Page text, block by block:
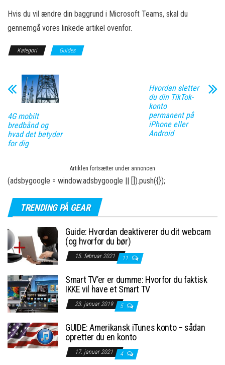
Hvis du vil ændre din baggrund i Microsoft Teams, skal du
gennemgå vores linkede artikel ovenfor.
Kategori Guides
4G mobilt
bredbånd og
hvad det betyder
for dig
Hvordan sletter
du din TikTok-
konto
permanent på
iPhone eller
Android
Artiklen fortsætter under annoncen
(adsbygoogle = window.adsbygoogle || []).push({});
TRENDING PÅ GEAR
Guide: Hvordan deaktiverer du dit webcam
(og hvorfor du bør)
15. februar 2021 11
Smart TV’er er dumme: Hvorfor du faktisk
IKKE vil have et Smart TV
23. januar 2019 5
GUIDE: Amerikansk iTunes konto – sådan
opretter du en konto
17. januar 2021 4